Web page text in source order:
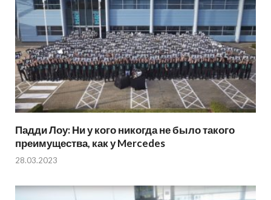
Падди Лоу: Ни у кого никогда не было такого
преимущества, как у Mercedes
28.03.2023